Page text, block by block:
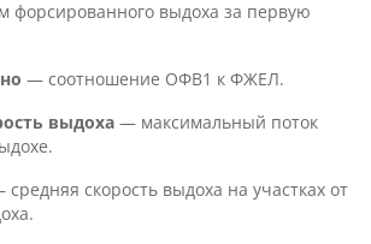
форсированного выдоха за первую
— соотношение ОФВ1 к ФЖЕЛ.
выдоха — максимальный поток
скорость выдоха на участках от